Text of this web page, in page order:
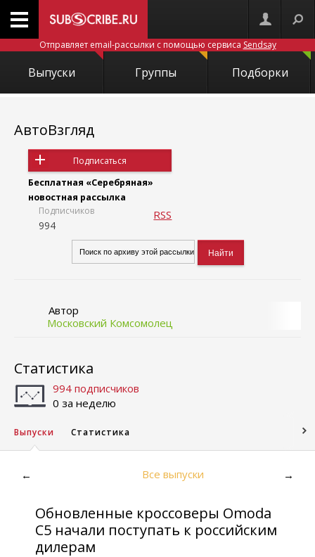
Отправляет email-рассылки с помощью сервиса Sendsay
Выпуски Группы Подборки
АвтоВзгляд
Подписаться
Бесплатная «Серебряная»
новостная рассылка
Подписчиков
994
RSS
Автор
Московский Комсомолец
Статистика
994 подписчиков
0 за неделю
Выпуски Статистика
← Все выпуски →
Обновленные кроссоверы Omoda
C5 начали поступать к российским
дилерам